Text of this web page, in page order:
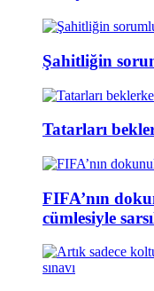
Şahitliğin
Tatarları
FIFA’nın
cümlesiyle